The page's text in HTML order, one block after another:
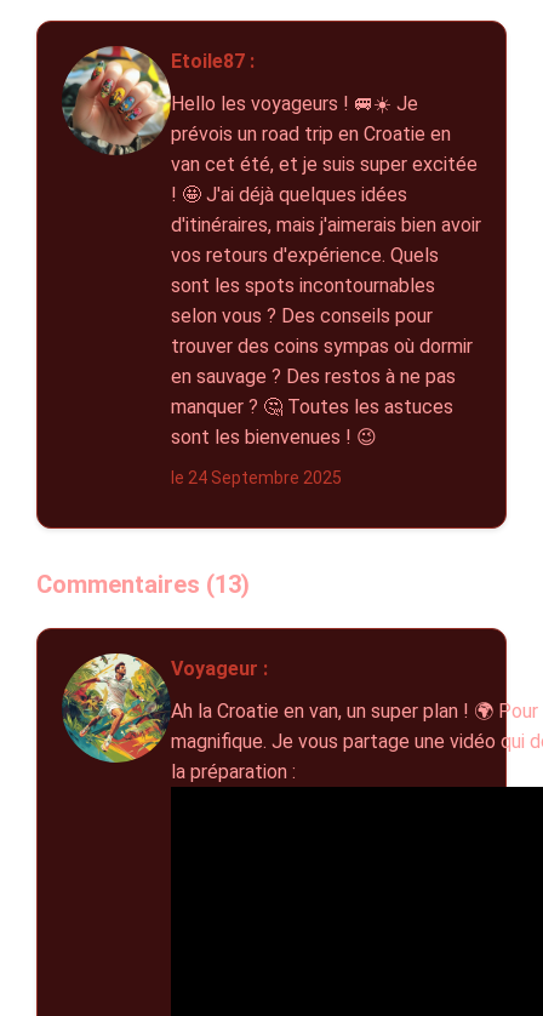
Etoile87 :
Hello les voyageurs ! 🚐☀️ Je
prévois un road trip en Croatie en
van cet été, et je suis super excitée
! 🤩 J'ai déjà quelques idées
d'itinéraires, mais j'aimerais bien avoir
vos retours d'expérience. Quels
sont les spots incontournables
selon vous ? Des conseils pour
trouver des coins sympas où dormir
en sauvage ? Des restos à ne pas
manquer ? 🤔 Toutes les astuces
sont les bienvenues ! 😉
le 24 Septembre 2025
Commentaires (13)
Voyageur :
Ah la Croatie en van, un super plan ! 🌍
magnifique. Je vous partage une vidéo qui
la préparation :